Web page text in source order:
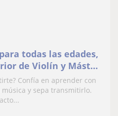
todas las edades,
de Violín y Máster
Confía en aprender con
y sepa transmitirlo.